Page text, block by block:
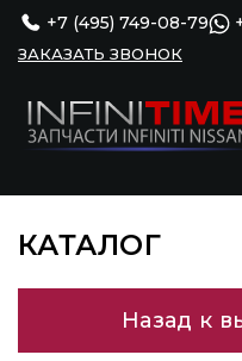
+7 (495) 749-08-79
ЗАКАЗАТЬ ЗВОНОК
КАТАЛОГ
Назад к